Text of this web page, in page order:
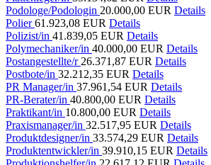
Podologe/Podologin 20.000,00 EUR Details
Polier61.923,08 EUR Details
Polizist/in 41.839,05 EUR Details
Polymechaniker/in 40.000,00 EUR Details
Postangestellte/r 26.371,87 EUR Details
Postbote/in 32.212,35 EUR Details
PR Manager/in 37.961,54 EUR Details
PR-Berater/in 40.800,00 EUR Details
Praktikant/in 10.800,00 EUR Details
Praxismanager/in 32.517,95 EUR Details
Produktdesigner/in 33.574,29 EUR Details
Produktentwickler/in 39.910,15 EUR Details